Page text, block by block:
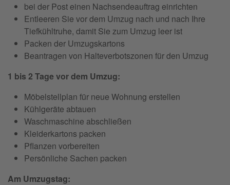
bei der Post einen Nachsendeauftrag einrichten
Entleeren Sie vor dem Umzug nach und nach Ihre
Tiefkühltruhe, damit Sie zum Umzug leer ist
Packen der Umzugskartons
Beantragen von Halteverbotszonen für den Umzug
1 bis 2 Tage vor dem Umzug:
Möbelstellplan für neue Wohnung erstellen
Kühlgeräte abtauen
Waschmaschine abschließen
Kleiderkartons packen
Pflanzen vorbereiten
Persönliche Sachen packen
Am Umzugstag: